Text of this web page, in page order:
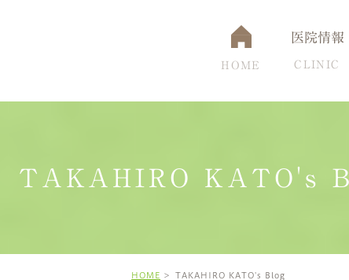
HOME
医院情報
CLINIC
交通アクセス 設備について
認知症 脳ドック 頭痛克服の秘訣
TAKAHIRO KATO's
HOME TAKAHIRO KATO's Blog